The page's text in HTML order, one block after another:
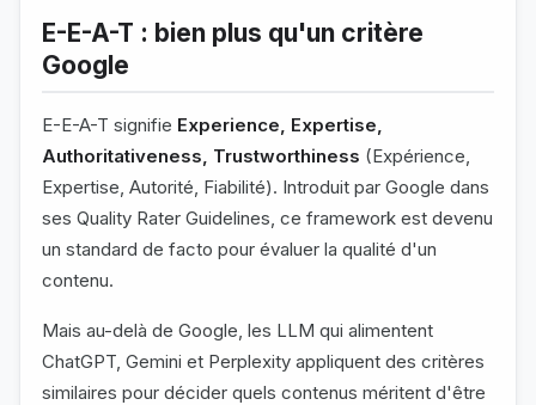
E-E-A-T : bien plus qu'un critère
Google
E-E-A-T signifie Experience, Expertise,
Authoritativeness, Trustworthiness (Expérience,
Expertise, Autorité, Fiabilité). Introduit par Google dans
ses Quality Rater Guidelines, ce framework est devenu
un standard de facto pour évaluer la qualité d'un
contenu.
Mais au-delà de Google, les LLM qui alimentent
ChatGPT, Gemini et Perplexity appliquent des critères
similaires pour décider quels contenus méritent d'être